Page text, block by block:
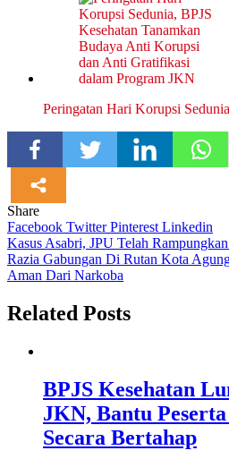
Peringatan Hari Korupsi
Share
Facebook TwitterPinterest Linkedin
Navigasi
pos
Kasus Asabri, JPU Telah
Razia Gabungan Di Rutan Kota
Aman Dari Narkoba
Related Posts
BPJS Kesehatan
JKN, Bantu
Secara Bertahap